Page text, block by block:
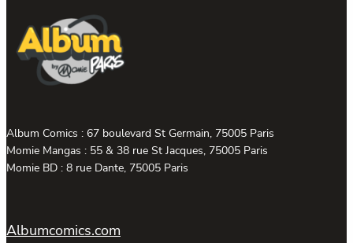
Album Comics : 67 boulevard St Germain, 75005 Paris
Momie Mangas : 55 & 38 rue St Jacques, 75005 Paris
Momie BD : 8 rue Dante, 75005 Paris
Albumcomics.com